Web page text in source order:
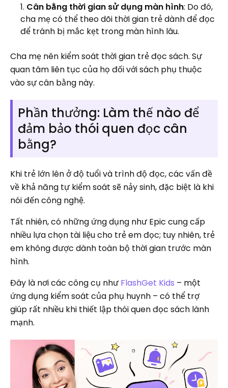
Cân bằng thời gian sử dụng màn hình: Do đó,
cha mẹ có thể theo dõi thời gian trẻ dành để đọc
để tránh bị mắc kẹt trong màn hình lâu.
Cha mẹ nên kiểm soát thời gian trẻ đọc sách. Sự
quan tâm liên tục của họ đối với sách phụ thuộc
vào sự cân bằng này.
Phần thưởng: Làm thế nào để
đảm bảo thói quen đọc cân
bằng?
Khi trẻ lớn lên ở độ tuổi và trình độ đọc, các vấn đề
về khả năng tự kiểm soát sẽ nảy sinh, đặc biệt là khi
nói đến công nghệ.
Tất nhiên, có những ứng dụng như Epic cung cấp
nhiều lựa chọn tài liệu cho trẻ em đọc; tuy nhiên, trẻ
em không được dành toàn bộ thời gian trước màn
hình.
Đây là nơi các công cụ nhưFlashGet Kids – một
ứng dụng kiểm soát của phụ huynh – có thể trợ
giúp rất nhiều khi thiết lập thói quen đọc sách lành
mạnh.